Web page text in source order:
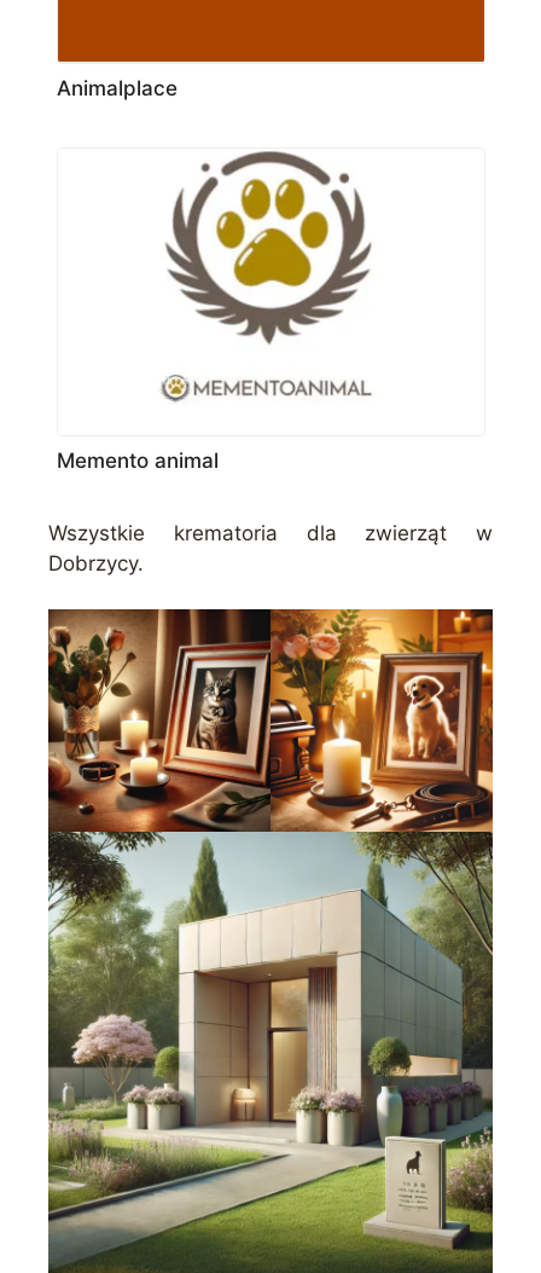
Animalplace
Memento animal
Wszystkie krematoria dla zwierząt w
Dobrzycy.